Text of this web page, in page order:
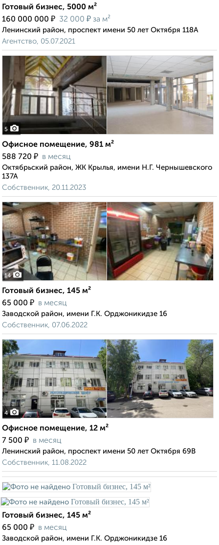
Готовый бизнес, 5000 м²
160 000 000 ₽ 32 000 ₽ за м²
Ленинский район, проспект имени 50 лет Октября 118А
Агентство, 05.07.2021
5
Офисное помещение, 981 м²
588 720 ₽ в месяц
Октябрьский район, ЖК Крылья, имени Н.Г. Чернышевского
137А
Собственник, 20.11.2023
14
Готовый бизнес, 145 м²
65 000 ₽ в месяц
Заводской район, имени Г.К. Орджоникидзе 16
Собственник, 07.06.2022
4
Офисное помещение, 12 м²
7 500 ₽ в месяц
Ленинский район, проспект имени 50 лет Октября 69В
Собственник, 11.08.2022
Готовый бизнес, 145 м²
65 000 ₽ в месяц
Заводской район, имени Г.К. Орджоникидзе 16